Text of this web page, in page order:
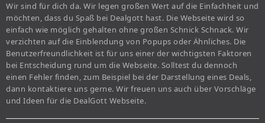
Wir sind für dich da. Wir legen großen Wert auf die Einfachheit und
möchten, dass du Spaß bei Dealgott hast. Die Webseite wird so
einfach wie möglich gehalten ohne großen Schnick Schnack. Wir
verzichten auf die Einblendung von Popups oder Ähnliches. Die
Benutzerfreundlichkeit ist für uns einer der wichtigsten Faktoren
bei Entscheidung rund um die Webseite. Solltest du dennoch
einen Fehler finden, zum Beispiel bei der Darstellung eines Deals,
dann kontaktiere uns gerne. Wir freuen uns auch über Vorschläge
und Ideen für die DealGott Webseite.